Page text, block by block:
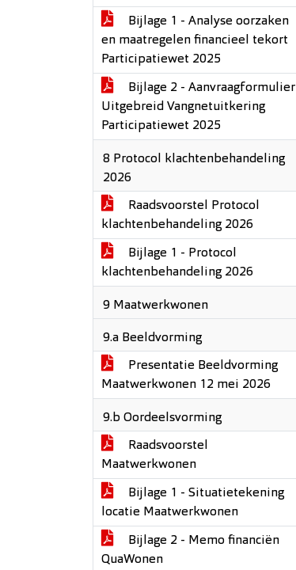
Bijlage 1 - Analyse oorzaken
en maatregelen financieel tekort
Participatiewet 2025
Bijlage 2 - Aanvraagformulier
Uitgebreid Vangnetuitkering
Participatiewet 2025
8 Protocol klachtenbehandeling
2026
Raadsvoorstel Protocol
klachtenbehandeling 2026
Bijlage 1 - Protocol
klachtenbehandeling 2026
9 Maatwerkwonen
9.a Beeldvorming
Presentatie Beeldvorming
Maatwerkwonen 12 mei 2026
9.b Oordeelsvorming
Raadsvoorstel
Maatwerkwonen
Bijlage 1 - Situatietekening
locatie Maatwerkwonen
Bijlage 2 - Memo financiën
QuaWonen